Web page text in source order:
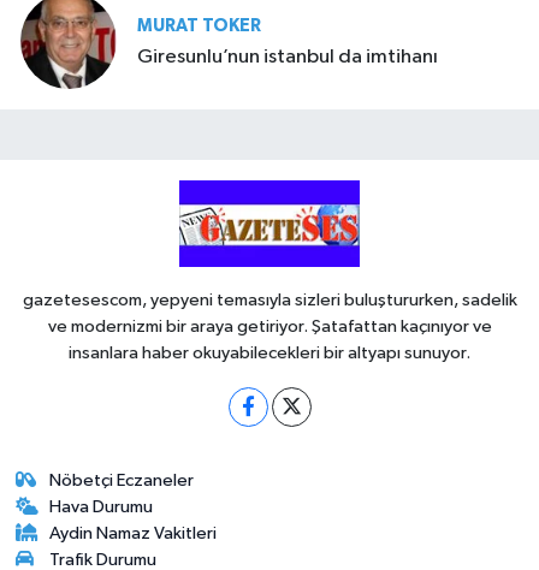
MURAT TOKER
Giresunlu’nun istanbul da imtihanı
gazetesescom, yepyeni temasıyla sizleri buluştururken, sadelik
ve modernizmi bir araya getiriyor. Şatafattan kaçınıyor ve
insanlara haber okuyabilecekleri bir altyapı sunuyor.
Nöbetçi Eczaneler
Hava Durumu
Aydin Namaz Vakitleri
Trafik Durumu